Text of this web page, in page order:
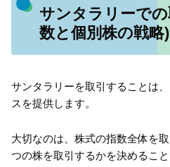
サンタラリーで
数と個別株の戦略)
サンタラリーを取引することは
スを提供します。
大切なのは、株式の指数全体を
つの株を取引するかを決めること